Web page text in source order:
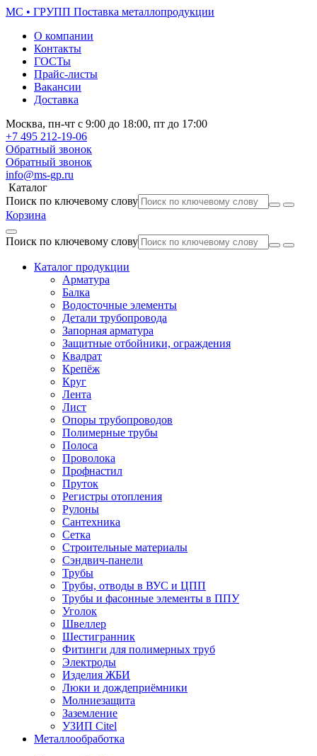
МС • ГРУПП Поставка металлопродукции
О компании
Контакты
ГОСТы
Прайс-листы
Вакансии
Доставка
Москва, пн-чт с 9:00 до 18:00, пт до 17:00
+7 495 212-19-06
Обратный звонок
Обратный звонок
info@ms-gp.ru
Каталог
Поиск по ключевому слову
Корзина
Поиск по ключевому слову
Каталог продукции
Арматура
Балка
Водосточные элементы
Детали трубопровода
Запорная арматура
Защитные отбойники, ограждения
Квадрат
Крепёж
Круг
Лента
Лист
Опоры трубопроводов
Полимерные трубы
Полоса
Проволока
Профнастил
Пруток
Регистры отопления
Рулоны
Сантехника
Сетка
Строительные материалы
Сэндвич-панели
Трубы
Трубы, отводы в ВУС и ЦПП
Трубы и фасонные элементы в ППУ
Уголок
Швеллер
Шестигранник
Фитинги для полимерных труб
Электроды
Изделия ЖБИ
Люки и дождеприёмники
Молниезащита
Заземление
УЗИП Citel
Металлообработка